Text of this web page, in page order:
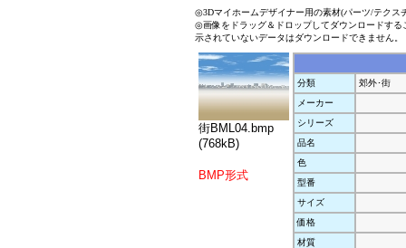
◎3Dマイホームデザイナー用の素材(パーツ/テクス
◎画像をドラッグ＆ドロップしてダウンロードす
示されていないデータはダウンロードできません。
街BML04.bmp
(768kB)
BMP形式
分類
郊外･街
メーカー
シリーズ
品名
色
型番
サイズ
価格
材質